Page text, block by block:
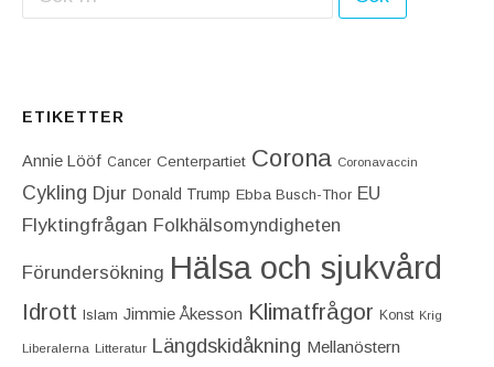
ETIKETTER
Annie Lööf Cancer Centerpartiet‎ Corona Coronavaccin
Cykling Djur Donald Trump Ebba Busch-Thor EU
Flyktingfrågan Folkhälsomyndigheten
Förundersökning Hälsa och sjukvård
Idrott Islam Jimmie Åkesson Klimatfrågor Konst Krig
Liberalerna Litteratur Längdskidåkning Mellanöstern